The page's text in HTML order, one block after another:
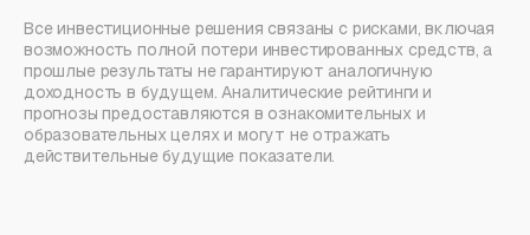
Все инвестиционные решения связаны с рисками, включая
возможность полной потери инвестированных средств, а
прошлые результаты не гарантируют аналогичную
доходность в будущем. Аналитические рейтинги и
прогнозы предоставляются в ознакомительных и
образовательных целях и могут не отражать
действительные будущие показатели.